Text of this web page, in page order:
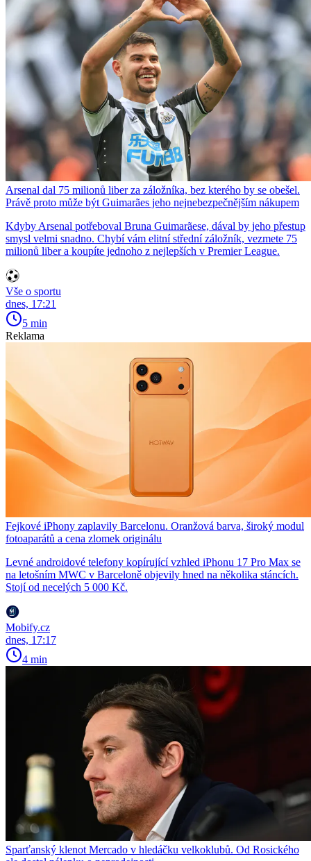
Arsenal dal 75 milionů liber za záložníka, bez kterého by se obešel.
Právě proto může být Guimarães jeho nejnebezpečnějším nákupem
Kdyby Arsenal potřeboval Bruna Guimarãese, dával by jeho přestup
smysl velmi snadno. Chybí vám elitní střední záložník, vezmete 75
milionů liber a koupíte jednoho z nejlepších v Premier League.
Vše o sportu
dnes, 17:21
5 min
Reklama
Fejkové iPhony zaplavily Barcelonu. Oranžová barva, široký modul
fotoaparátů a cena zlomek originálu
Levné androidové telefony kopírující vzhled iPhonu 17 Pro Max se
na letošním MWC v Barceloně objevily hned na několika stáncích.
Stojí od necelých 5 000 Kč.
Mobify.cz
dnes, 17:17
4 min
Sparťanský klenot Mercado v hledáčku velkoklubů. Od Rosického